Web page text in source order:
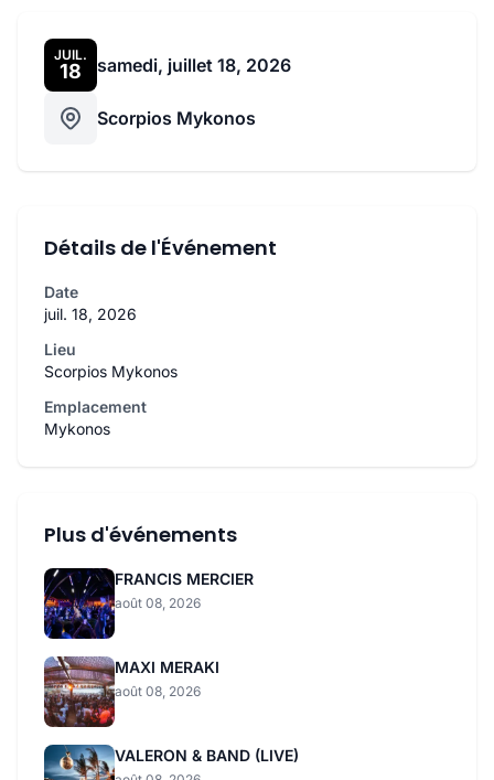
JUIL.
18 samedi, juillet 18, 2026
Scorpios Mykonos
Détails de l'Événement
Date
juil. 18, 2026
Lieu
Scorpios Mykonos
Emplacement
Mykonos
Plus d'événements
FRANCIS MERCIER
août 08, 2026
MAXI MERAKI
août 08, 2026
VALERON & BAND (LIVE)